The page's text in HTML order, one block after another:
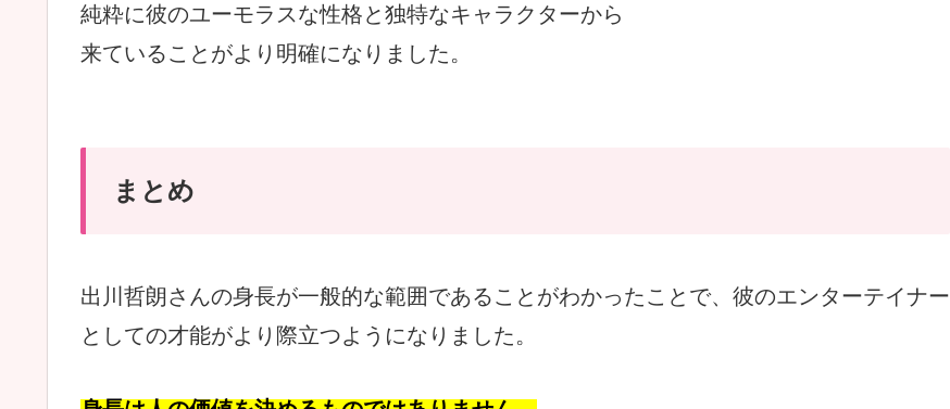
純粋に彼のユーモラスな性格と独特なキャラクターから
来ていることがより明確になりました。
まとめ
出川哲朗さんの身長が一般的な範囲であることがわかったことで、彼のエンターテイナー
としての才能がより際立つようになりました。